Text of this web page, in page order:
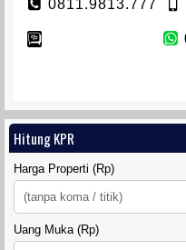
TANAH
0811.9813.777
Hitung KPR
Harga Properti (Rp)
Uang Muka (Rp)